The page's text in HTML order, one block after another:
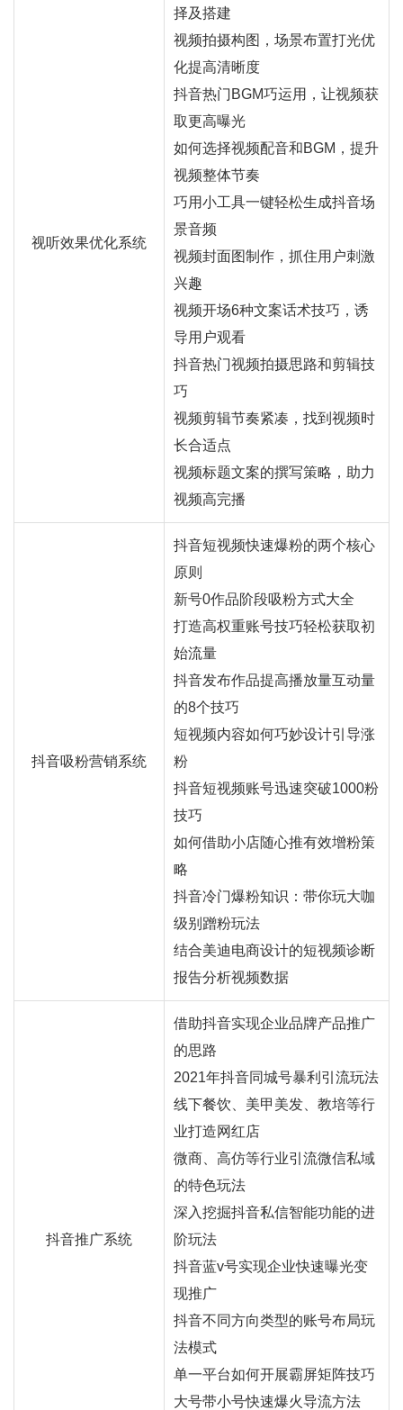
视听效果优化系统
择及搭建
视频拍摄构图，场景布置打光优
化提高清晰度
抖音热门BGM巧运用，让视频获
取更高曝光
如何选择视频配音和BGM，提升
视频整体节奏
巧用小工具一键轻松生成抖音场
景音频
视频封面图制作，抓住用户刺激
兴趣
视频开场6种文案话术技巧，诱
导用户观看
抖音热门视频拍摄思路和剪辑技
巧
视频剪辑节奏紧凑，找到视频时
长合适点
视频标题文案的撰写策略，助力
视频高完播
抖音吸粉营销系统
抖音短视频快速爆粉的两个核心
原则
新号0作品阶段吸粉方式大全
打造高权重账号技巧轻松获取初
始流量
抖音发布作品提高播放量互动量
的8个技巧
短视频内容如何巧妙设计引导涨
粉
抖音短视频账号迅速突破1000粉
技巧
如何借助小店随心推有效增粉策
略
抖音冷门爆粉知识：带你玩大咖
级别蹭粉玩法
结合美迪电商设计的短视频诊断
报告分析视频数据
抖音推广系统
借助抖音实现企业品牌产品推广
的思路
2021年抖音同城号暴利引流玩法
线下餐饮、美甲美发、教培等行
业打造网红店
微商、高仿等行业引流微信私域
的特色玩法
深入挖掘抖音私信智能功能的进
阶玩法
抖音蓝v号实现企业快速曝光变
现推广
抖音不同方向类型的账号布局玩
法模式
单一平台如何开展霸屏矩阵技巧
大号带小号快速爆火导流方法